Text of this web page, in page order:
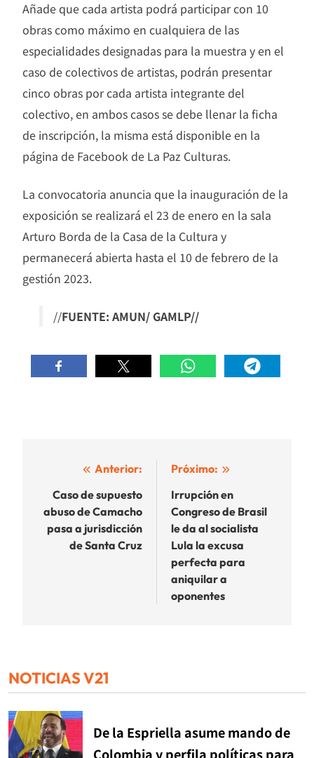
Añade que cada artista podrá participar con 10
obras como máximo en cualquiera de las
especialidades designadas para la muestra y en el
caso de colectivos de artistas, podrán presentar
cinco obras por cada artista integrante del
colectivo, en ambos casos se debe llenar la ficha
de inscripción, la misma está disponible en la
página de Facebook de La Paz Culturas.
La convocatoria anuncia que la inauguración de la
exposición se realizará el 23 de enero en la sala
Arturo Borda de la Casa de la Cultura y
permanecerá abierta hasta el 10 de febrero de la
gestión 2023.
//FUENTE: AMUN/ GAMLP//
Navegación
de
entradas
Anterior:
Caso de supuesto
abuso de Camacho
pasa a jurisdicción
de Santa Cruz
Próximo:
Irrupción en
Congreso de Brasil
le da al socialista
Lula la excusa
perfecta para
aniquilar a
oponentes
NOTICIAS V21
De la Espriella asume mando de
Colombia y perfila políticas para